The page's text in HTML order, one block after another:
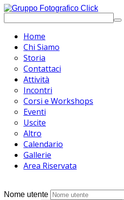
Home
Chi Siamo
Storia
Contattaci
Attività
Incontri
Corsi e Workshops
Eventi
Uscite
Altro
Calendario
Gallerie
Area Riservata
Nome utente